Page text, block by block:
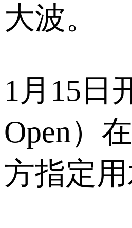
大波。
1月15日
Open）
方指定用